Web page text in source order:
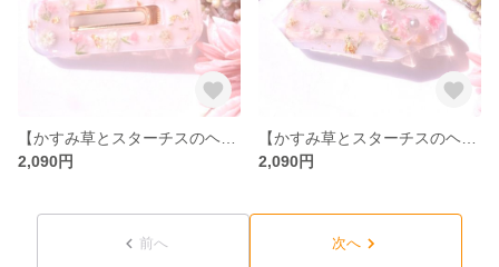
2,090円
2,090円
前へ 次へ